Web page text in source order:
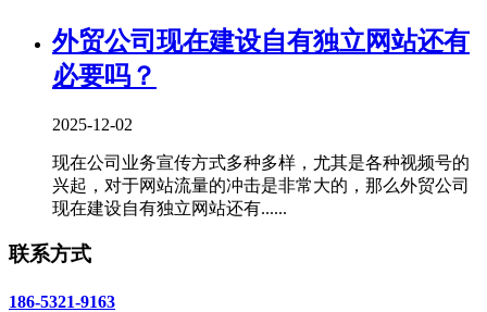
外贸公司现在建设自有独立网站还有
必要吗？
2025-12-02
现在公司业务宣传方式多种多样，尤其是各种视频号的
兴起，对于网站流量的冲击是非常大的，那么外贸公司
现在建设自有独立网站还有......
联系方式
186-5321-9163